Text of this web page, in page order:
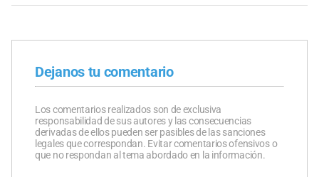
Dejanos tu comentario
Los comentarios realizados son de exclusiva
responsabilidad de sus autores y las consecuencias
derivadas de ellos pueden ser pasibles de las sanciones
legales que correspondan. Evitar comentarios ofensivos o
que no respondan al tema abordado en la información.